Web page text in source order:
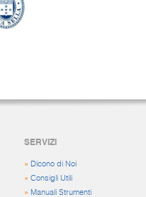
SERVIZI
» Dicono di Noi
»Consigli Utili
» Manuali Strumenti